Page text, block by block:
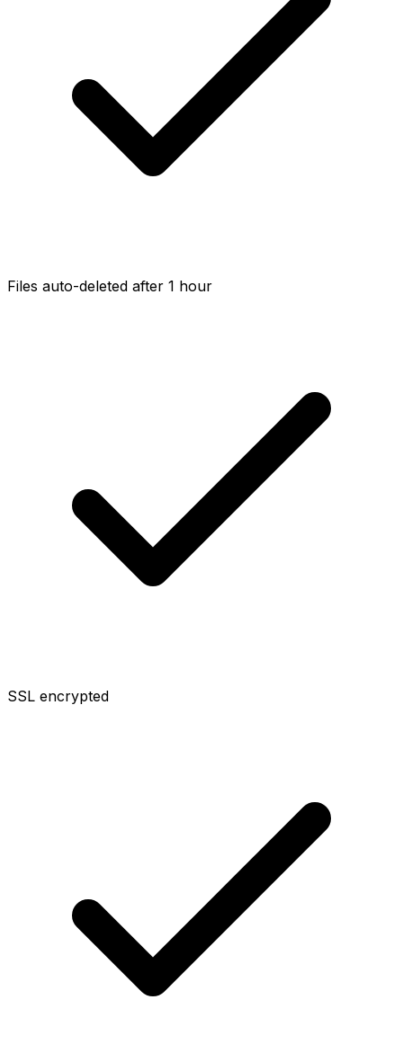
Files auto-deleted after 1 hour
SSL encrypted